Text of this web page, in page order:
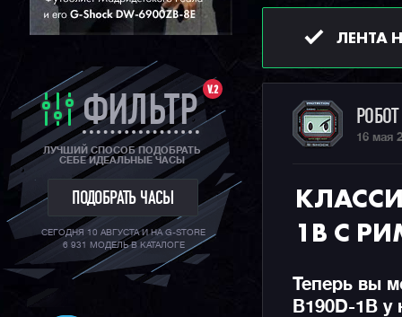
V.2
ФИЛЬТР
ЛУЧШИЙ СПОСОБ ПОДОБРАТЬ
СЕБЕ ИДЕАЛЬНЫЕ ЧАСЫ
ПОДОБРАТЬ ЧАСЫ
СЕГОДНЯ 10 АВГУСТА И НА G-STORE
6 931 МОДЕЛЬ В КАТАЛОГЕ
ЛЕНТА
16 мая
1B С
Теперь вы
B190D-1B